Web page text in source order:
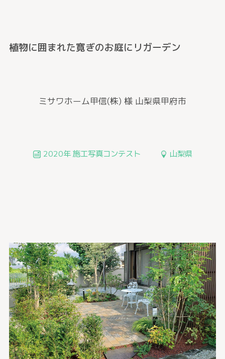
植物に囲まれた寛ぎのお庭にリガーデン
ミサワホーム甲信(株) 様 山梨県甲府市
2020年 施工写真コンテスト 山梨県